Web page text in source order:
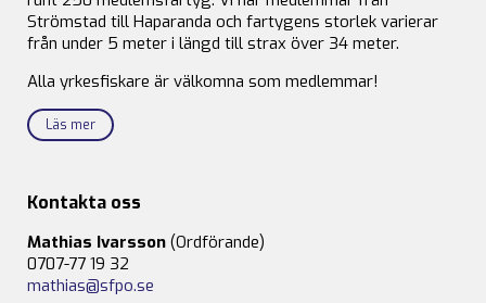
Strömstad till Haparanda och fartygens storlek varierar
från under 5 meter i längd till strax över 34 meter.
Alla yrkesfiskare är välkomna som medlemmar!
Läs mer
Kontakta oss
Mathias Ivarsson (Ordförande)
0707-77 19 32
mathias@sfpo.se